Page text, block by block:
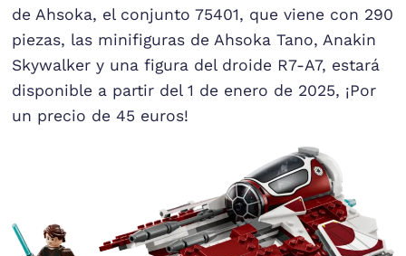
de Ahsoka, el conjunto 75401, que viene con 290
piezas, las minifiguras de Ahsoka Tano, Anakin
Skywalker y una figura del droide R7-A7, estará
disponible a partir del 1 de enero de 2025, ¡Por
un precio de 45 euros!